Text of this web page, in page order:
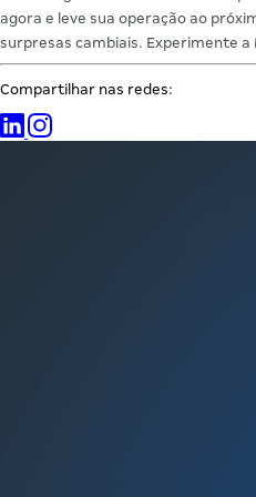
agora e leve sua operação ao
surpresas cambiais. Experimente a
Compartilhar nas redes: